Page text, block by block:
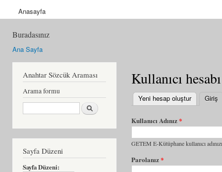
Anasayfa
Buradasınız
Ana Sayfa
Anahtar Sözcük Araması
Arama formu
Ara
Sayfa Düzeni
Sayfa Düzeni:
Kullanıcı hesabı
Yeni hesap oluştur Giriş
Kullanıcı Adınız*
GETEM E-Kütüphane kullanıcı
Parolanız*